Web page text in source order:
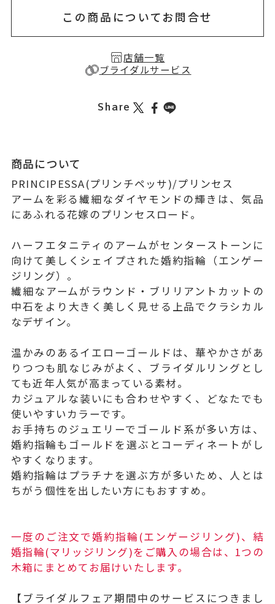
この商品についてお問合せ
店舗一覧
ブライダルサービス
Share
商品について
PRINCIPESSA(プリンチペッサ)/プリンセス
アームを彩る繊細なダイヤモンドの輝きは、気品
にあふれる花嫁のプリンセスロード。
ハーフエタニティのアームがセンターストーンに
向けて美しくシェイプされた婚約指輪（エンゲー
ジリング）。
繊細なアームがラウンド・ブリリアントカットの
中石をより大きく美しく見せる上品でクラシカル
なデザイン。
温かみのあるイエローゴールドは、華やかさがあ
りつつも肌なじみがよく、ブライダルリングとし
ても近年人気が高まっている素材。
カジュアルな装いにも合わせやすく、どなたでも
使いやすいカラーです。
お手持ちのジュエリーでゴールド系が多い方は、
婚約指輪もゴールドを選ぶとコーディネートがし
やすくなります。
婚約指輪はプラチナを選ぶ方が多いため、人とは
ちがう個性を出したい方にもおすすめ。
一度のご注文で婚約指輪(エンゲージリング)、結
婚指輪(マリッジリング)をご購入の場合は、1つの
木箱にまとめてお届けいたします。
【ブライダルフェア期間中のサービスにつきまし